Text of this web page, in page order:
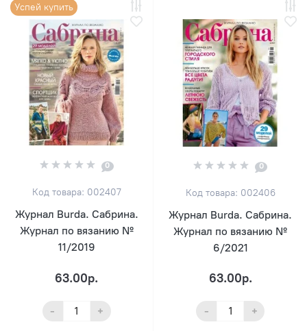
Успей купить
0
Код товара: 002407
Журнал Burda. Сабрина.
Журнал по вязанию №
11/2019
63.00р.
- +
0
Код товара: 002406
Журнал Burda. Сабрина.
Журнал по вязанию №
6/2021
63.00р.
- +